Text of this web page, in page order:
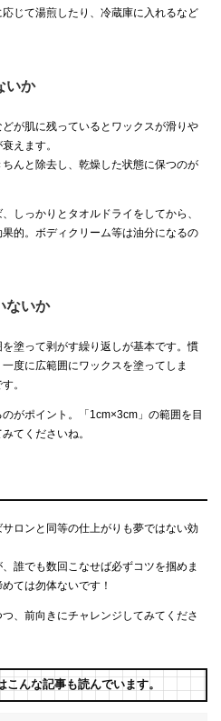
じて湯煎したり、冷蔵庫に入れるなど
いか
が肌に残っているとワックスが滑りや
えます。
んと除去し、乾燥した状態に保つのが
しっかりとタオルドライをしてから、
的。ボディクリーム等は油分になるの
ないか
塗って剥がす繰り返しが基本です。慣
度に広範囲にワックスを塗ってしま
。
がポイント。「1cm×3cm」の範囲を目
てくださいね。
ロンと同等の仕上がりも夢ではない効
誰でも数回こなせば必ずコツを掴めま
ては勿体ないです！
、前向きにチャレンジしてみてくださ
んな記事も読んでいます。